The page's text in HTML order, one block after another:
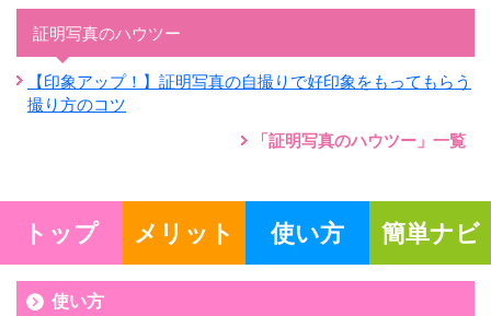
証明写真のハウツー
【印象アップ！】証明写真の自撮りで好印象をもってもらう
撮り方のコツ
「証明写真のハウツー」一覧
トップ メリット 使い方 簡単ナビ
使い方